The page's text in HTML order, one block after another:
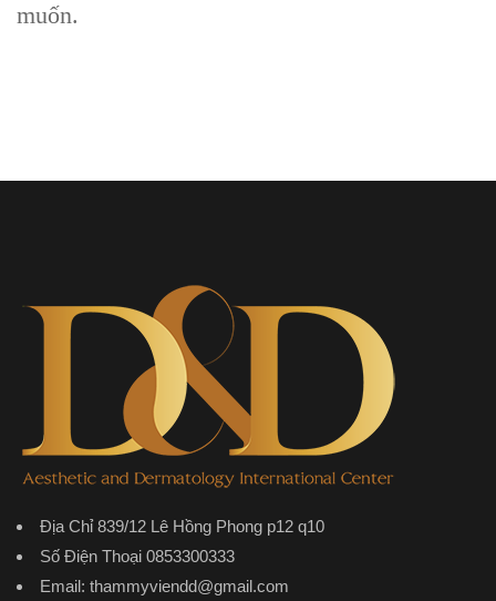
muốn.
Địa Chỉ 839/12 Lê Hồng Phong p12 q10
Số Điện Thoại 0853300333
Email: thammyviendd@gmail.com